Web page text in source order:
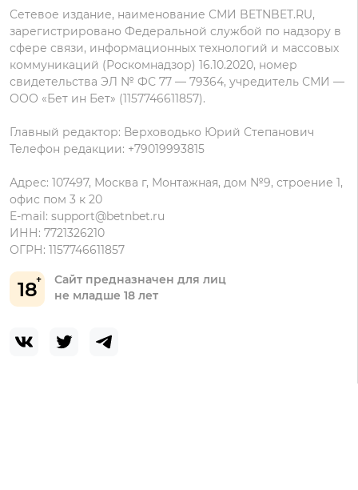
Олимп на Андроид
данных
18
Сайт предназначен для лиц
не младше 18 лет
Сетевое издание, наименование СМИ BETNBET.RU,
зарегистрировано Федеральной службой по надзору в
сфере связи, информационных технологий и массовых
коммуникаций (Роскомнадзор) 16.10.2020, номер
свидетельства ЭЛ № ФС 77 — 79364, учредитель СМИ —
ООО «Бет ин Бет» (1157746611857).
Главный редактор: Верховодько Юрий Степанович
Телефон редакции: +79019993815
Адрес: 107497, Москва г, Монтажная, дом №9, строение 1,
офис пом 3 к 20
E-mail: support@betnbet.ru
ИНН: 7721326210
ОГРН: 1157746611857